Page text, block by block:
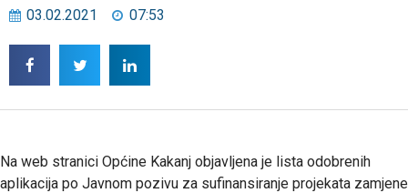
03.02.2021 07:53
Na web stranici Općine Kakanj objavljena je lista odobrenih
aplikacija po Javnom pozivu za sufinansiranje projekata zamjene